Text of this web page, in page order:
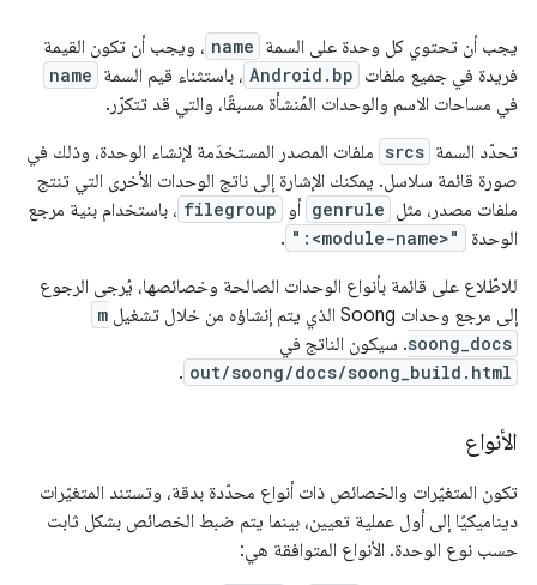
يجب أن تحتوي كل وحدة على السمة name ، ويجب أن تكون القيمة
فريدة في جميع ملفات Android.bp ، باستثناء قيم السمة name
في مساحات الاسم والوحدات المُنشأة مسبقًا، والتي قد تتكرّر.
تحدّد السمة srcs ملفات المصدر المستخدَمة لإنشاء الوحدة، وذلك في
صورة قائمة سلاسل. يمكنك الإشارة إلى ناتج الوحدات الأخرى التي تنتج
ملفات مصدر، مثل genrule أو filegroup ، باستخدام بنية مرجع
الوحدة
":<module-name>"
.
للاطّلاع على قائمة بأنواع الوحدات الصالحة وخصائصها، يُرجى الرجوع
إلى مرجع وحدات Soong الذي يتم إنشاؤه من خلال تشغيل
m
soong_docs. سيكون الناتج في
out/soong/docs/soong_build.html
.
الأنواع
تكون المتغيّرات والخصائص ذات أنواع محدّدة بدقة، وتستند المتغيّرات
ديناميكيًا إلى أول عملية تعيين، بينما يتم ضبط الخصائص بشكل ثابت
حسب نوع الوحدة. الأنواع المتوافقة هي: